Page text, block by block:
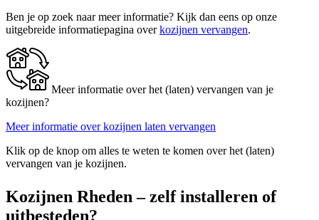
Ben je op zoek naar meer informatie? Kijk dan eens op onze
uitgebreide informatiepagina overkozijnen vervangen.
Meer informatie over het (laten) vervangen van je
kozijnen?
Meer informatie over kozijnen laten vervangen
Klik op de knop om alles te weten te komen over het (laten)
vervangen van je kozijnen.
Kozijnen Rheden – zelf installeren of
uitbesteden?